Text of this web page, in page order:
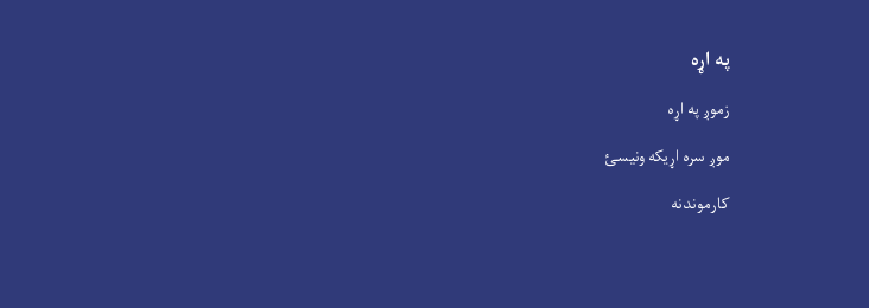
په اړه
زموږ په اړه
موږ سره اړیکه ونیسئ
کارموندنه